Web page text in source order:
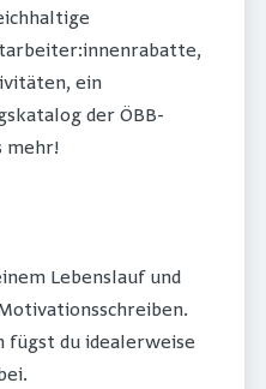
ein
der ÖBB-
mehr!
Lebenslauf und
du idealerweise